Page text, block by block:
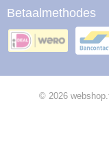
Betaalmethodes
© 2026